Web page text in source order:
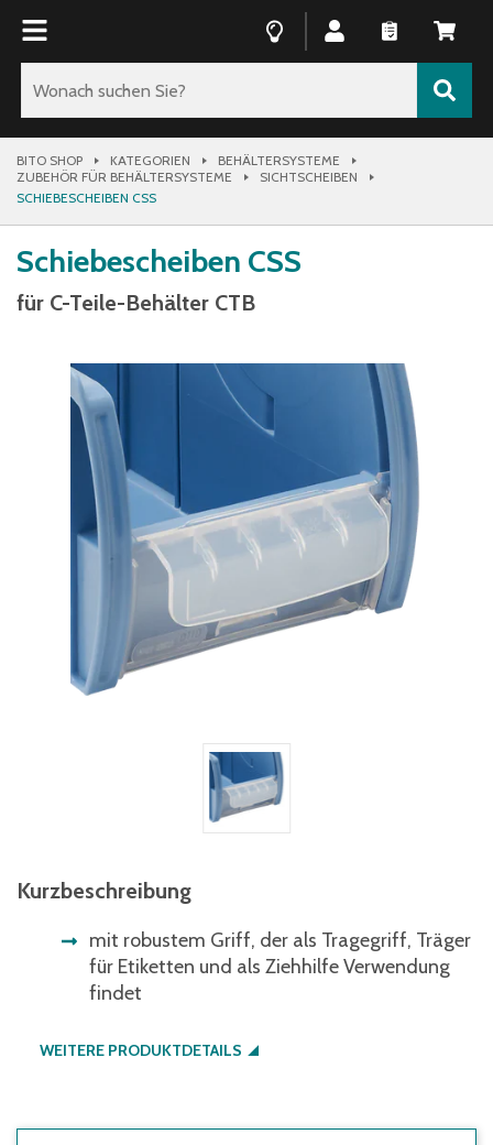
BITO SHOP KATEGORIEN
BEHÄLTERSYSTEME
ZUBEHÖR FÜR BEHÄLTERSYSTEME
SICHTSCHEIBEN
SCHIEBESCHEIBEN CSS
Schiebescheiben CSS
für C-Teile-Behälter CTB
Kurzbeschreibung
mit robustem Griff, der als Tragegriff, Träger
für Etiketten und als Ziehhilfe Verwendung
findet
WEITERE PRODUKTDETAILS